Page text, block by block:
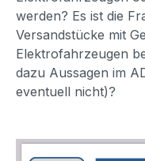
werden? Es ist die
Versandstücke mit
Elektrofahrzeugen
dazu Aussagen im
eventuell nicht)?